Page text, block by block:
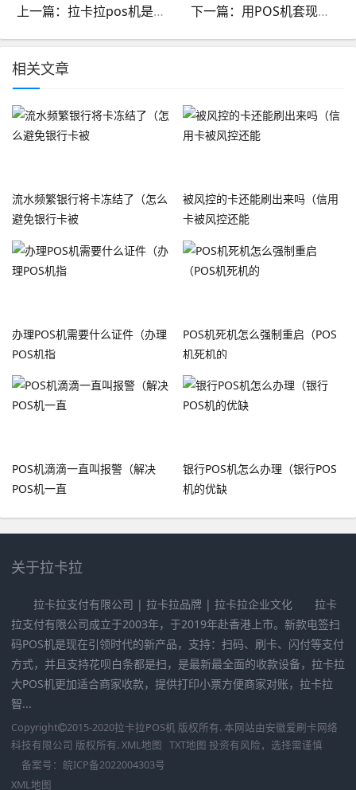
上一篇：拉卡拉pos机是啥样的_拉卡拉pos机是什么样子的 下一篇：用POS机套现违法吗_用pos机套现违法吗判几年
相关文章
流水频繁银行将卡冻结了（怎么
避免银行卡被
被风控的卡还能刷出来吗（信用
卡被风控还能
办理POS机需要什么证件（办理
POS机指
POS机死机怎么强制重启（POS
机死机的
POS机滴滴一直叫报警（解决
POS机一直
银行POS机怎么办理（银行POS
机的优缺
关于拉卡拉
拉卡拉支付有限公司 | 拉卡拉品牌 | 拉卡拉企业文化 拉卡
拉支付有限公司成立于2003年，于2019年赴香港上市。新款电签扫
码POS机是现在引领时代的新产品，支持：扫码、刷卡、闪付等支付
方式，并且支持花呗白条都是扫，是最新最全面的收款设备，拉卡拉
大POS机更加适合商家收款，提供打印小票方便商家对账，拉卡拉
智...
Copyright 2015-2020拉卡拉POS机 版权所有. 本网站由安徽爱刷卡网络
科技有限公司 版权所有. XML地图 TXT地图 投资有风险，选择需谨慎
备案号： 皖ICP备2022004303号
XML地图